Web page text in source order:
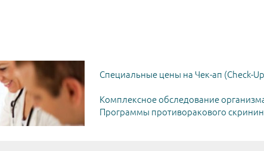
Специальные цены на Чек-ап (Check-
Комплексное обследование
Программы противоракового